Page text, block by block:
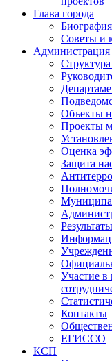
Глава города
Биография
Советы и
Администрация
Объекты
Проекты
Оценка
Защита
Участие в
Контакты
ЕГИССО
КСП